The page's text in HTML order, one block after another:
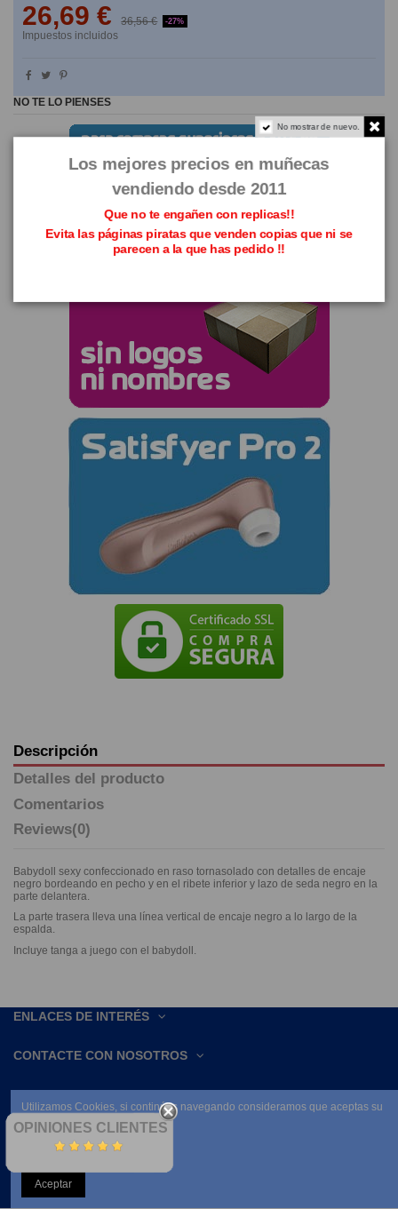
26,69 € 36,56 € -27%
Impuestos incluidos
NO TE LO PIENSES
Descripción
Detalles del producto
Comentarios
Reviews(0)
Babydoll sexy confeccionado en raso tornasolado con detalles de encaje
negro bordeando en pecho y en el ribete inferior y lazo de seda negro en la
parte delantera.
La parte trasera lleva una línea vertical de encaje negro a lo largo de la
espalda.
Incluye tanga a juego con el babydoll.
ENLACES DE INTERÉS
CONTACTE CON NOSOTROS
OPINIONES CLIENTES
NEWSLETTER
No mostrar de nuevo.
Los mejores precios en muñecas
vendiendo desde 2011
Que no te engañen con replicas!!
Evita las páginas piratas que venden copias que ni se
parecen a la que has pedido !!
Utilizamos Cookies, si continúas navegando consideramos que aceptas su
uso.
Leer condiciones
Aceptar